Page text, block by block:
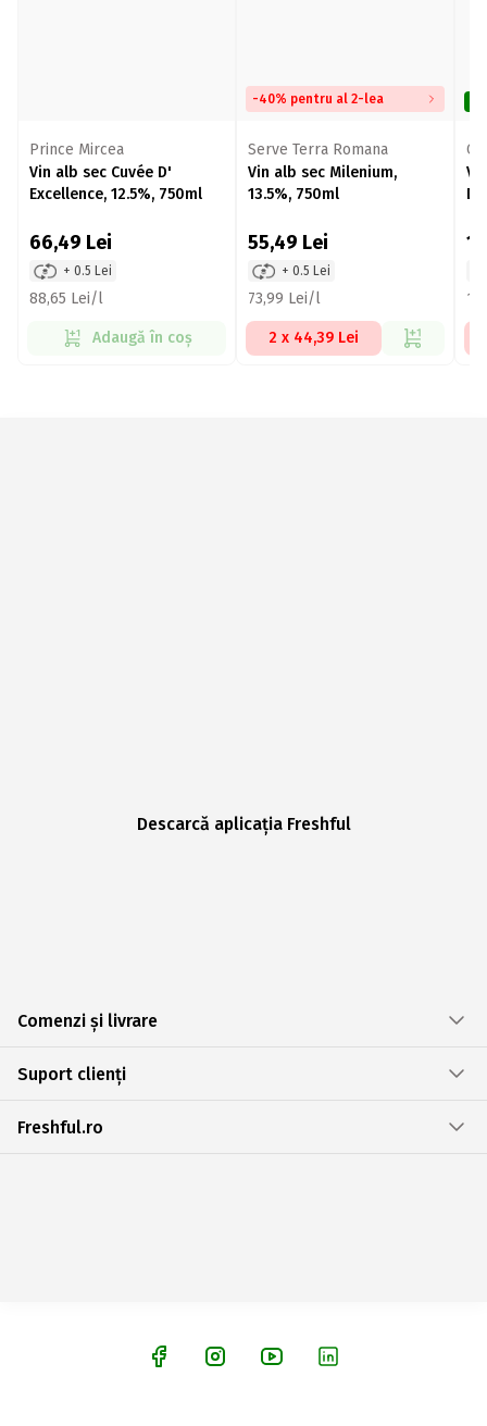
Prince Mircea
Vin alb sec Cuvée D'
Excellence, 12.5%, 750ml
66,49 Lei
+ 0.5 Lei
88,65 Lei/l
Adaugă în coș
-40% pentru al 2-lea
Serve Terra Romana
Vin alb sec Milenium,
13.5%, 750ml
55,49 Lei
+ 0.5 Lei
73,99 Lei/l
2 x 44,39 Lei
Descarcă aplicația Freshful
Comenzi și livrare
Suport clienți
Freshful.ro